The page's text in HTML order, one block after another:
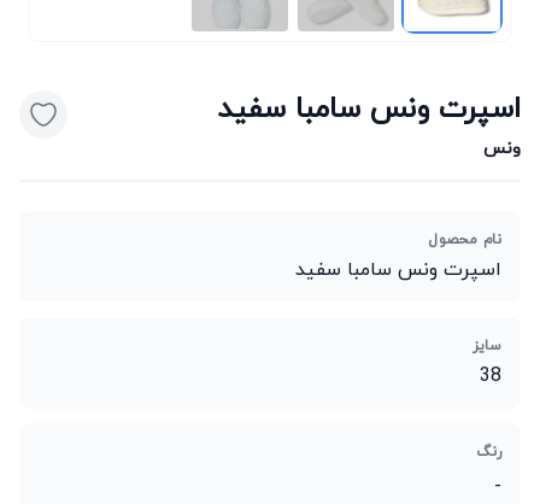
اسپرت ونس سامبا سفید
ونس
نام محصول
اسپرت ونس سامبا سفید
سایز
38
رنگ
-